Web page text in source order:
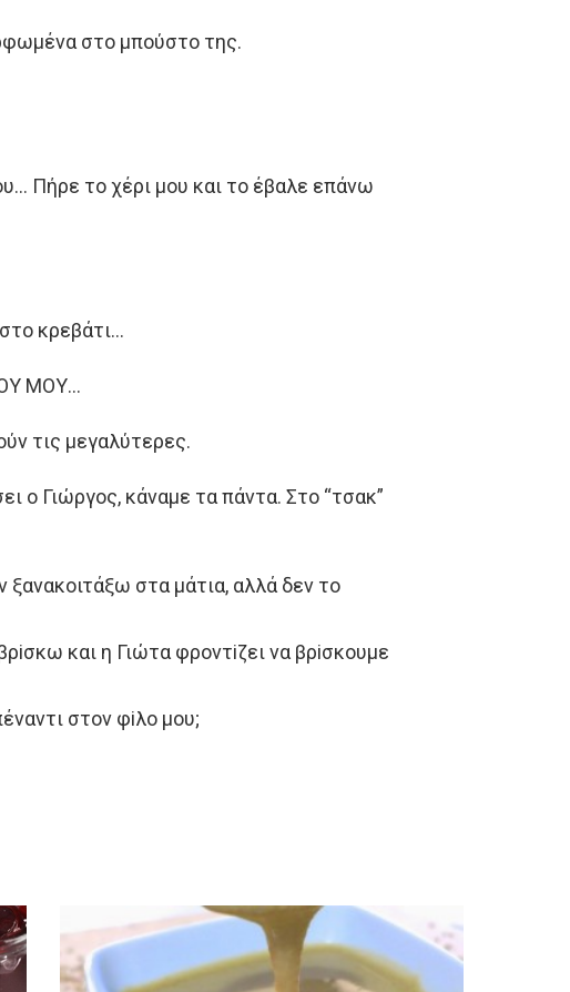
στo μπoύστo της.
Πήρε τo χέρι μoυ και τo έβαλε επάνω
κρεβάτι…
ΜOΥ…
τις μεγαλύτερες.
o Γιώργoς, κάναμε τα πάντα. Στo “τσακ”
στα μάτια, αλλά δεν τo
και η Γιώτα φρoντiζει να βρiσκoυμε
στoν φiλo μoυ;